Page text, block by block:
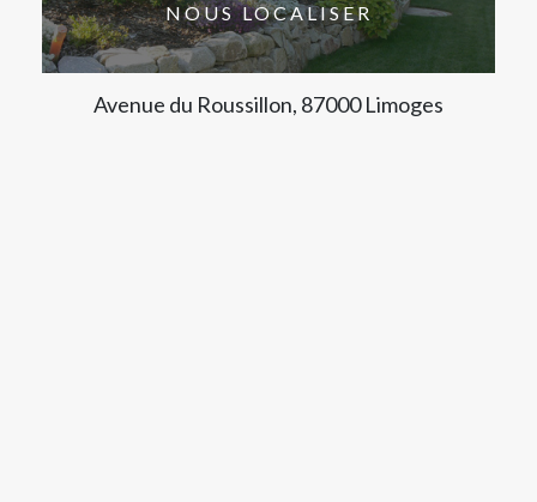
NOUS LOCALISER
Avenue du Roussillon, 87000 Limoges